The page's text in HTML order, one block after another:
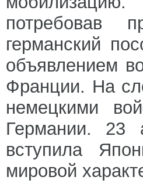
потребовав
германский
объявлением
Франции. На
немецкими
Германии. 23
вступила
мировой